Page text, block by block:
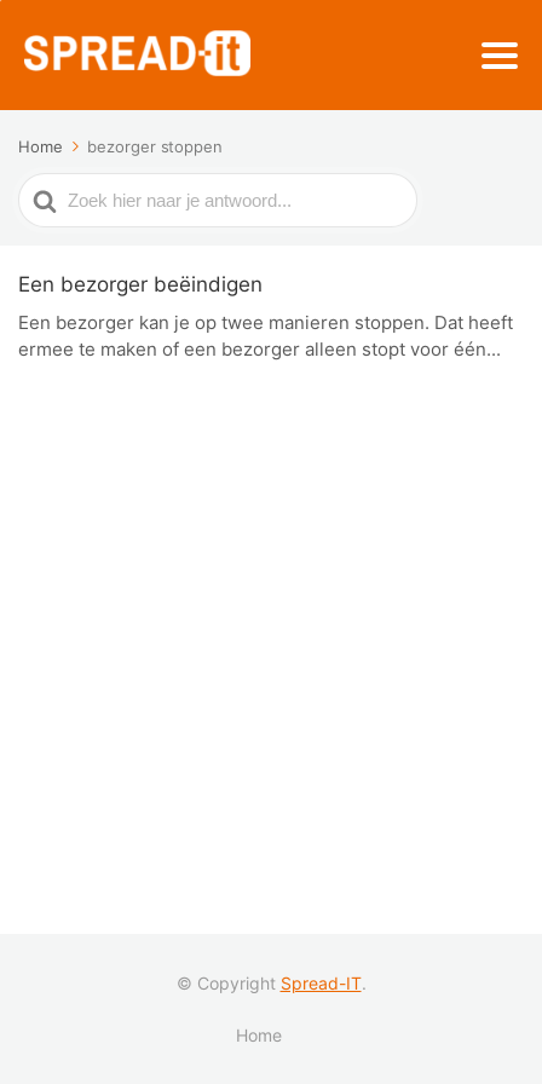
Home bezorger stoppen
Zoek
naar
Een bezorger beëindigen
Een bezorger kan je op twee manieren stoppen. Dat heeft
ermee te maken of een bezorger alleen stopt voor één...
© Copyright Spread-IT.
Home